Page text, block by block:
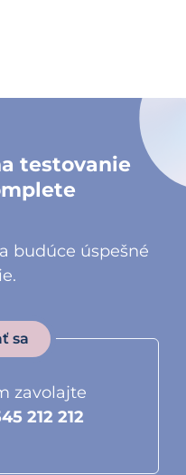
testovanie
budúce úspešné
sa
zavolajte
212 212